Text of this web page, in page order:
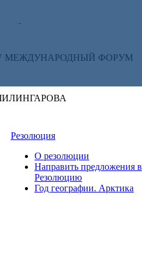
МЕЖДУНАРОДНЫЙ ФОРУМ
Резолюция
О резолюции
Направить предложения в
Резолюцию
Год географии. Арктика